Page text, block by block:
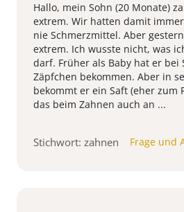
Hallo, mein Sohn (20 Monate)
extrem. Wir hatten damit
nie Schmerzmittel. Aber
extrem. Ich wusste nicht, was
darf. Früher als Baby hat er bei
Zäpfchen bekommen. Aber in
bekommt er ein Saft (eher zum
das beim Zahnen auch an ...
Stichwort: zahnen Frage und